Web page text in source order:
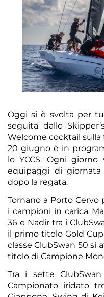
Oggi si è svolta per
seguita dallo
Welcome cocktail sulla
20 giugno è in
lo YCCS. Ogni
equipaggi di
dopo la regata.
Tornano a Porto
i campioni in carica
36 e Nadir tra i
il primo titolo Gold
classe ClubSwan 50 si
titolo di Campione
Tra i sette
Campionato iridato